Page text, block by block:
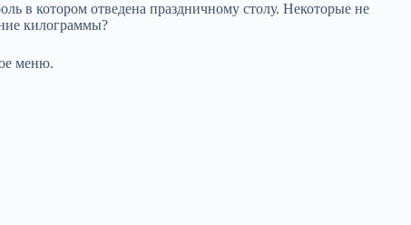
в котором отведена праздничному столу. Некоторые не
килограммы?
меню.